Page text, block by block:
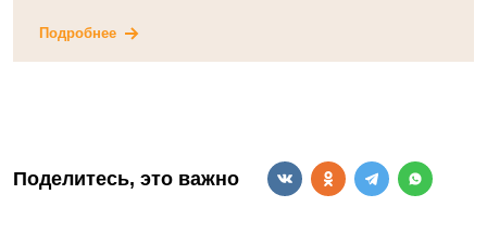
Подробнее
Поделитесь, это важно